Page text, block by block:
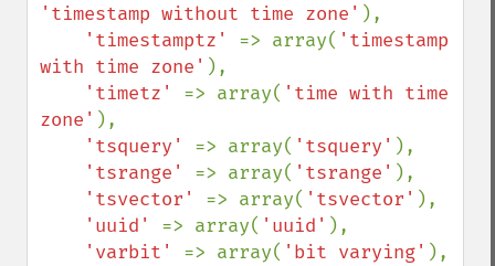
'timestamp without time zone' ),
'timestamptz' => array( 'timestamp
with time zone' ),
'timetz' => array( 'time with time
zone' ),
'tsquery' => array( 'tsquery' ),
'tsrange' => array( 'tsrange' ),
'tsvector' => array( 'tsvector' ),
'uuid' => array( 'uuid' ),
'varbit' => array( 'bit varying' ),